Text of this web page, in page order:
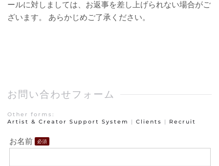
ールに対しましては、お返事を差し上げられない場合がご
ざいます。 あらかじめご了承ください。
お問い合わせフォーム
Other forms:
Artist & Creator Support System
| Clients | Recruit
お名前 必須